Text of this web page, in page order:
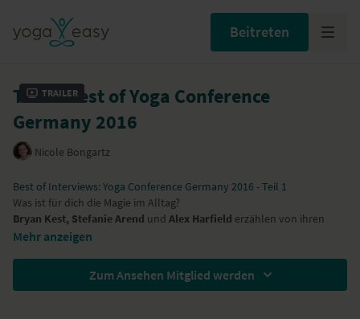
Beitreten
Trailer
Teil 1: Best of Yoga Conference
Germany 2016
Nicole Bongartz
Best of Interviews: Yoga Conference Germany 2016 - Teil 1
Was ist für dich die Magie im Alltag?
Bryan Kest, Stefanie Arend und Alex Harfield erzählen von ihren
Kindern, den kleinen Momenten der Dankbarkeit oder auch vom
Mehr anzeigen
Zum Ansehen Mitglied werden